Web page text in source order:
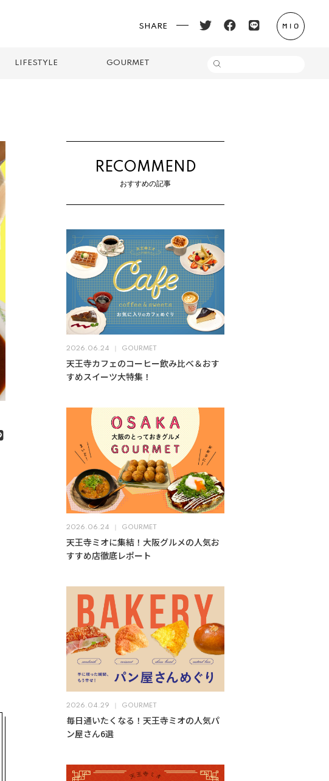
SHARE
LIFESTYLE GOURMET
RECOMMEND
おすすめの記事
2026.06.24 GOURMET
天王寺カフェのコーヒー飲み比べ＆おす
すめスイーツ大特集！
2026.06.24 GOURMET
天王寺ミオに集結！大阪グルメの人気お
すすめ店徹底レポート
2026.04.29 GOURMET
毎日通いたくなる！天王寺ミオの人気パ
ン屋さん6選